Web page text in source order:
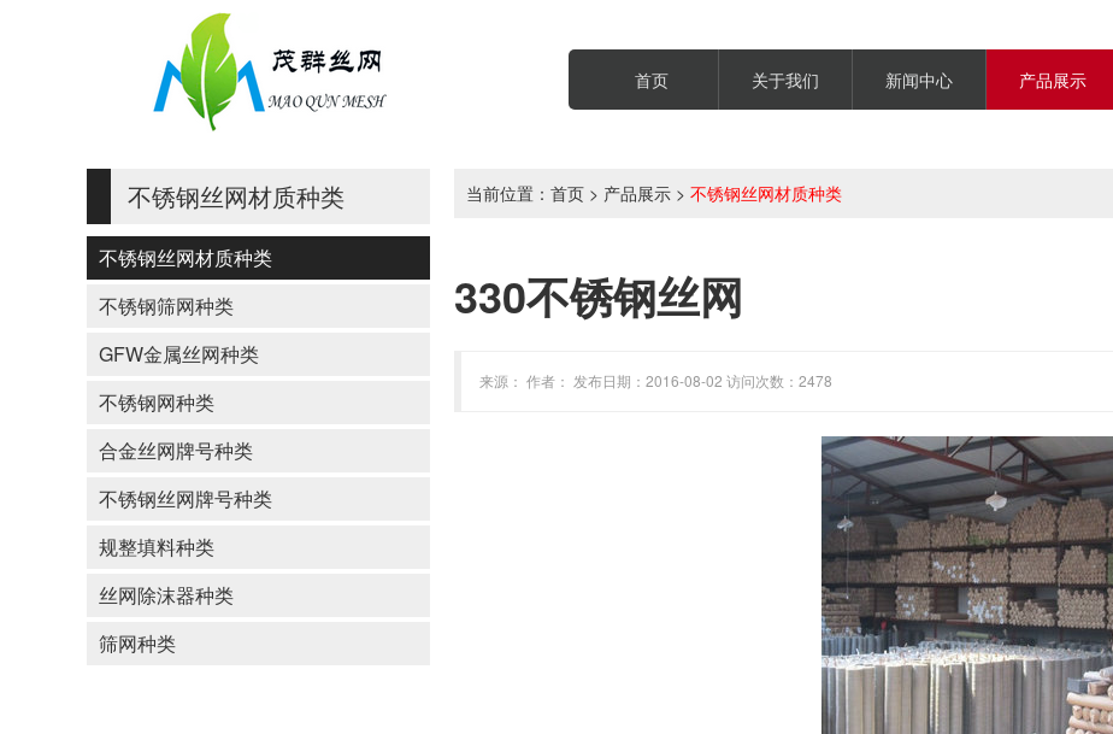
产品展示
新闻中心
关于我们
首页
不锈钢丝网材质种类
不锈钢丝网材质种类
不锈钢筛网种类
GFW金属丝网种类
不锈钢网种类
合金丝网牌号种类
不锈钢丝网牌号种类
规整填料种类
丝网除沫器种类
筛网种类
当前位置： 首页 > 产品展示 > 不锈钢丝网材质种类
330不锈钢丝网
来源： 作者： 发布日期：2016-08-02 访问次数：2478